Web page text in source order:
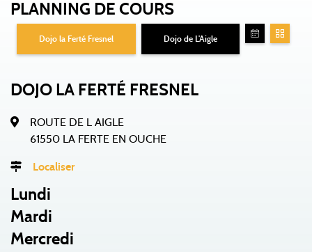
PLANNING DE COURS
Dojo la Ferté Fresnel Dojo de L'Aigle
DOJO LA FERTÉ FRESNEL
ROUTE DE L AIGLE
61550 LA FERTE EN OUCHE
Localiser
Lundi
Mardi
Mercredi